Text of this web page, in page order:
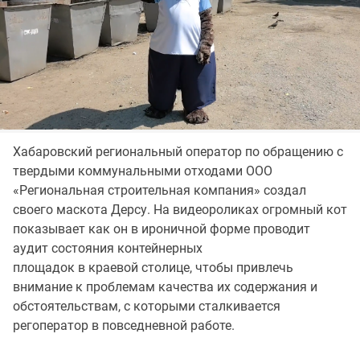
Хабаровский региональный оператор по обращению с
твердыми коммунальными отходами ООО
«Региональная строительная компания» создал
своего маскота Дерсу. На видеороликах огромный кот
показывает как он в ироничной форме проводит
аудит состояния контейнерных
площадок в краевой столице, чтобы привлечь
внимание к проблемам качества их содержания и
обстоятельствам, с которыми сталкивается
регоператор в повседневной работе.